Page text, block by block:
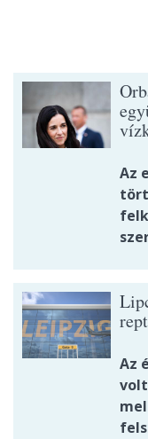
Az
Az